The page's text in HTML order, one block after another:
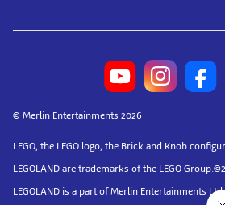
© Merlin Entertainments 2026
LEGO, the LEGO logo, the Brick and Knob
LEGOLAND are trademarks of the LEGO
LEGOLAND is a part of Merlin Entertainments Ltd.